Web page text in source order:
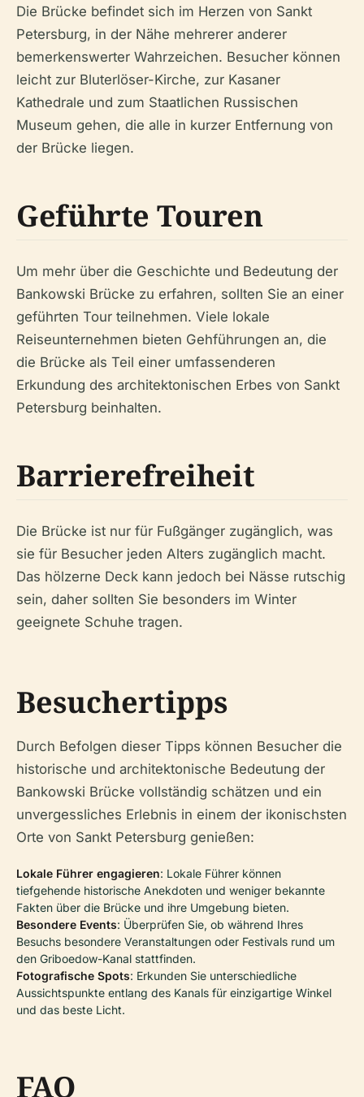
Die Brücke befindet sich im Herzen von Sankt
Petersburg, in der Nähe mehrerer anderer
bemerkenswerter Wahrzeichen. Besucher können
leicht zur Bluterlöser-Kirche, zur Kasaner
Kathedrale und zum Staatlichen Russischen
Museum gehen, die alle in kurzer Entfernung von
der Brücke liegen.
Geführte Touren
Um mehr über die Geschichte und Bedeutung der
Bankowski Brücke zu erfahren, sollten Sie an einer
geführten Tour teilnehmen. Viele lokale
Reiseunternehmen bieten Gehführungen an, die
die Brücke als Teil einer umfassenderen
Erkundung des architektonischen Erbes von Sankt
Petersburg beinhalten.
Barrierefreiheit
Die Brücke ist nur für Fußgänger zugänglich, was
sie für Besucher jeden Alters zugänglich macht.
Das hölzerne Deck kann jedoch bei Nässe rutschig
sein, daher sollten Sie besonders im Winter
geeignete Schuhe tragen.
Besuchertipps
Durch Befolgen dieser Tipps können Besucher die
historische und architektonische Bedeutung der
Bankowski Brücke vollständig schätzen und ein
unvergessliches Erlebnis in einem der ikonischsten
Orte von Sankt Petersburg genießen:
Lokale Führer engagieren: Lokale Führer können
tiefgehende historische Anekdoten und weniger bekannte
Fakten über die Brücke und ihre Umgebung bieten.
Besondere Events: Überprüfen Sie, ob während Ihres
Besuchs besondere Veranstaltungen oder Festivals rund um
den Griboedow-Kanal stattfinden.
Fotografische Spots: Erkunden Sie unterschiedliche
Aussichtspunkte entlang des Kanals für einzigartige Winkel
und das beste Licht.
FAQ